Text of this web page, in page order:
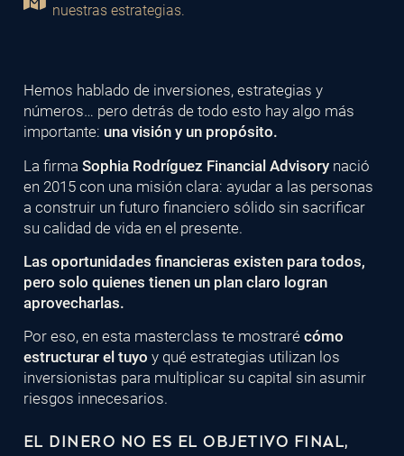
nuestras estrategias.
Hemos hablado de inversiones, estrategias y
números… pero detrás de todo esto hay algo más
importante: una visión y un propósito.
La firma Sophia Rodríguez Financial Advisorynació
en 2015 con una misión clara: ayudar a las personas
a construir un futuro financiero sólido sin sacrificar
su calidad de vida en el presente.
Las oportunidades financieras existen para todos,
pero solo quienes tienen un plan claro logran
aprovecharlas.
Por eso, en esta masterclass te mostraré cómo
estructurar el tuyo y qué estrategias utilizan los
inversionistas para multiplicar su capital sin asumir
riesgos innecesarios.
EL DINERO NO ES EL OBJETIVO FINAL,